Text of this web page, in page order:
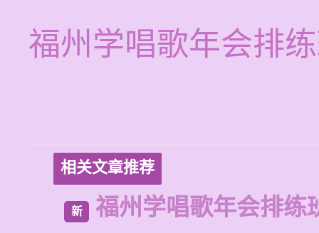
福州学唱歌年会排
相关文章推荐
新 福州学唱歌年会排练